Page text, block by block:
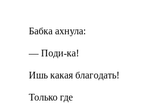
Бабка ахнула:
— Поди-ка!
Ишь какая благодать!
Только где